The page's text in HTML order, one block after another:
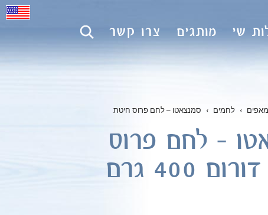
שי מותגים צרו קשר
מאפים › לחמים ›
סמנצאטו – לחם פרוס חיטת
– לחם פרוס
400 גרם